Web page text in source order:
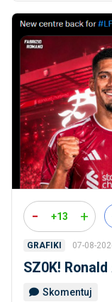
- +13 +
GRAFIKI 07-08-
SZ0K!
Skomentuj